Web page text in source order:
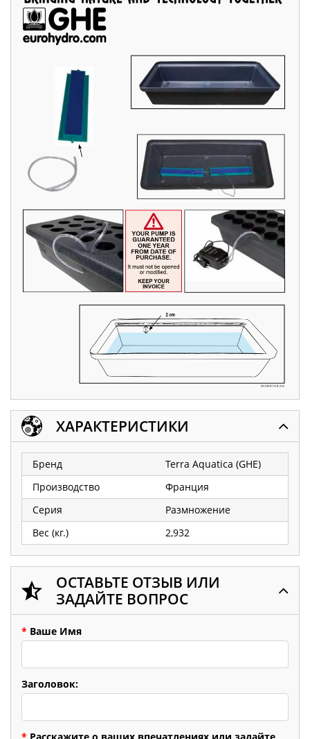
ХАРАКТЕРИСТИКИ
Бренд
Terra Aquatica (GHE)
Производство
Франция
Серия
Размножение
Вес (кг.)
2,932
ОСТАВЬТЕ ОТЗЫВ ИЛИ
ЗАДАЙТЕ ВОПРОС
* Ваше Имя
Заголовок: